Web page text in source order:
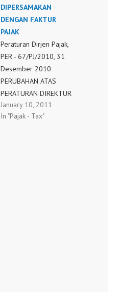
DIPERSAMAKAN
DENGAN FAKTUR
PAJAK
Peraturan Dirjen Pajak,
PER - 67/PJ/2010, 31
Desember 2010
PERUBAHAN ATAS
PERATURAN DIREKTUR
JENDERAL PAJAK
NOMOR PER-
January 10, 2011
In "Pajak - Tax"